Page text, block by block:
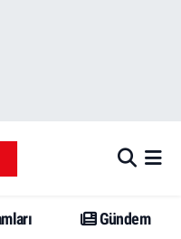
Gündem